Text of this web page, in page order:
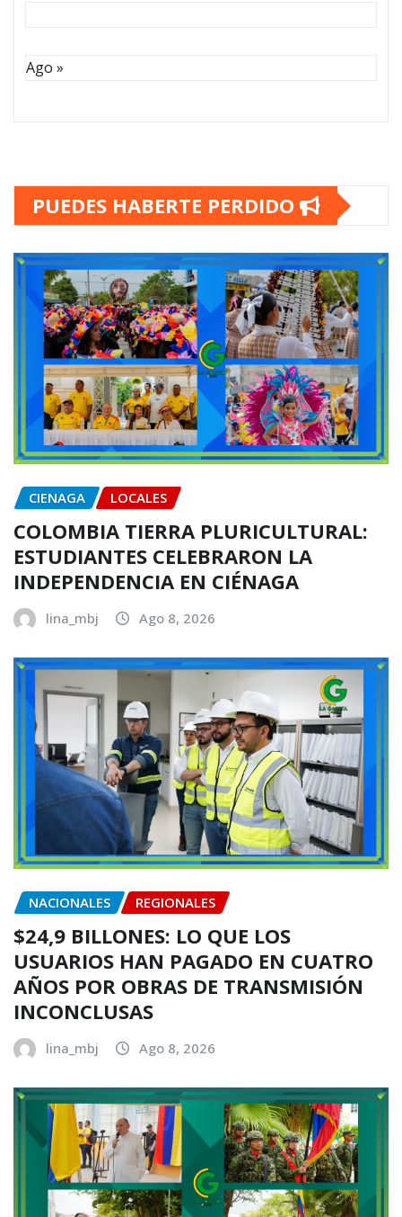
Ago »
PUEDES HABERTE PERDIDO
CIENAGA LOCALES
COLOMBIA TIERRA PLURICULTURAL:
ESTUDIANTES CELEBRARON LA
INDEPENDENCIA EN CIÉNAGA
lina_mbj Ago 8, 2026
NACIONALES REGIONALES
$24,9 BILLONES: LO QUE LOS
USUARIOS HAN PAGADO EN CUATRO
AÑOS POR OBRAS DE TRANSMISIÓN
INCONCLUSAS
lina_mbj Ago 8, 2026